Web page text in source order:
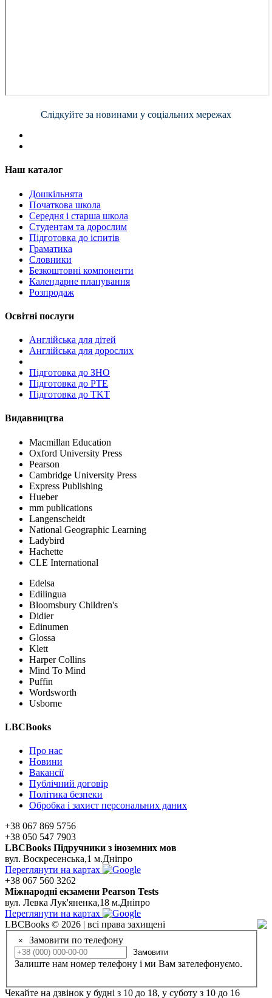
Слідкуйте за новинами у соціальних мережах
Наш каталог
Дошкільнята
Початкова школа
Середня і старша школа
Студентам та дорослим
Підготовка до іспитів
Граматика
Словники
Безкоштовні компоненти
Календарне планування
Розпродаж
Освітні послуги
Англійська для дітей
Англійська для дорослих
Пiдготовка до ЗНО
Підготовка до PTE
Підготовка до TKT
Видавництва
Macmillan Education
Oxford University Press
Pearson
Cambridge University Press
Express Publishing
Hueber
mm publications
Langenscheidt
National Geographic Learning
Ladybird
Hachette
CLE International
Edelsa
Edilingua
Bloomsbury Children's
Didier
Edinumen
Glossa
Klett
Harper Collins
Mind To Mind
Puffin
Wordsworth
Usborne
LBCBooks
Про нас
Новини
Вакансії
Публічний договір
Політика безпеки
Обробка і захист персональних даних
+38 067 869 5756
+38 050 547 7903
LBCBooks Підручники з іноземних мов
вул. Воскресенська,1 м.Дніпро
Переглянути на картах
+38 067 560 3262
Мiжнароднi екзамени Pearson Tests
вул. Левка Лук'яненка,18 м.Дніпро
Переглянути на картах
LBCBooks © 2026 | всі права захищені
× Замовити по телефону
Замовити
Залиште нам номер телефону і ми Вам зателефонуємо.
Чекайте на дзвінок у будні з 10 до 18, у суботу з 10 до 16